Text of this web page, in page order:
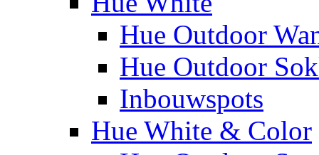
Hue Outdoor
Hue Outdoor
Inbouwspots
Hue White & Color